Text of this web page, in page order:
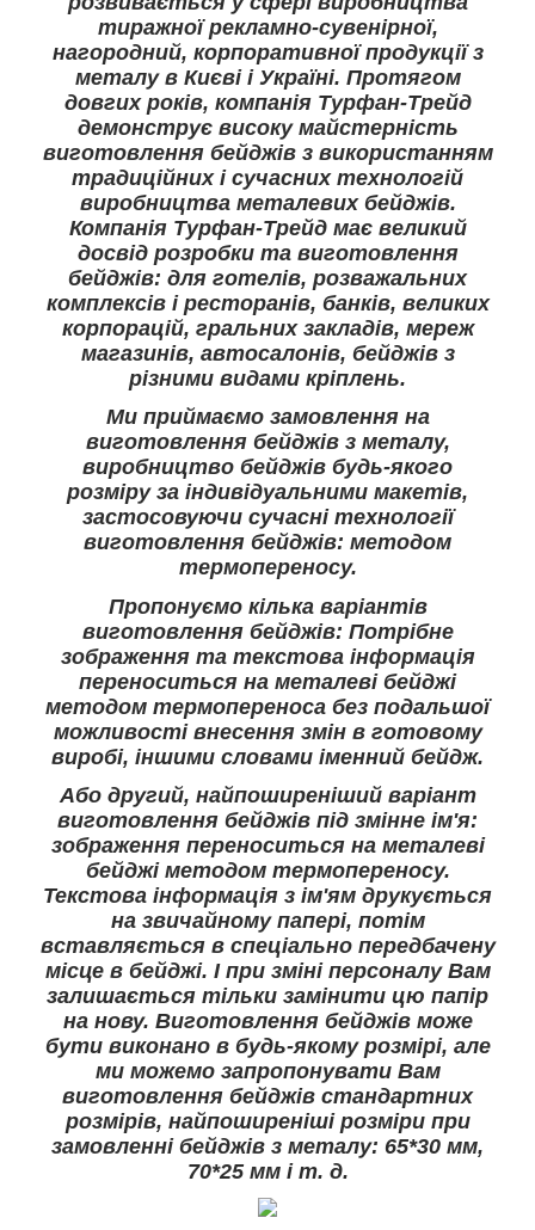
тиражної рекламно-сувенірної,
нагородний, корпоративної продукції з
металу в Києві і Україні. Протягом
довгих років, компанія Турфан-Трейд
демонструє високу майстерність
виготовлення бейджів з використанням
традиційних і сучасних технологій
виробництва металевих бейджів.
Компанія Турфан-Трейд має великий
досвід розробки та виготовлення
бейджів: для готелів, розважальних
комплексів і ресторанів, банків, великих
корпорацій, гральних закладів, мереж
магазинів, автосалонів, бейджів з
різними видами кріплень.
Ми приймаємо замовлення на
виготовлення бейджів з металу,
виробництво бейджів будь-якого
розміру за індивідуальними макетів,
застосовуючи сучасні технології
виготовлення бейджів: методом
термопереносу.
Пропонуємо кілька варіантів
виготовлення бейджів: Потрібне
зображення та текстова інформація
переноситься на металеві бейджі
методом термопереноса без подальшої
можливості внесення змін в готовому
виробі, іншими словами іменний бейдж.
Або другий, найпоширеніший варіант
виготовлення бейджів під змінне ім'я:
зображення переноситься на металеві
бейджі методом термопереносу.
Текстова інформація з ім'ям друкується
на звичайному папері, потім
вставляється в спеціально передбачену
місце в бейджі. І при зміні персоналу Вам
залишається тільки замінити цю папір
на нову. Виготовлення бейджів може
бути виконано в будь-якому розмірі, але
ми можемо запропонувати Вам
виготовлення бейджів стандартних
розмірів, найпоширеніші розміри при
замовленні бейджів з металу: 65*30 мм,
70*25 мм і т. д.